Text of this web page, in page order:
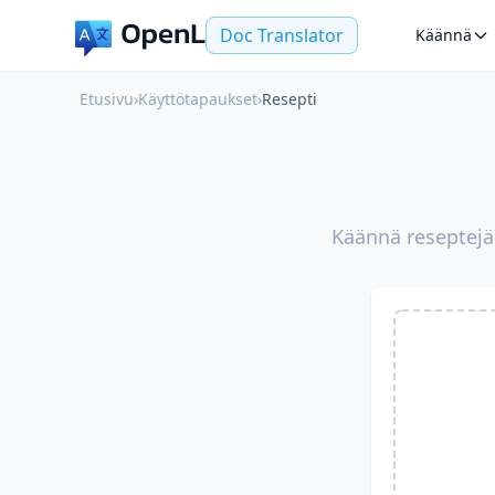
Doc Translator Käännä
Etusivu›Käyttötapaukset›Resepti
Käännä